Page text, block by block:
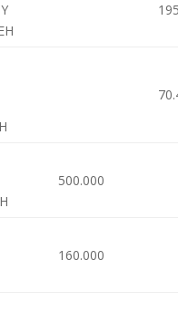
500.000
160.000